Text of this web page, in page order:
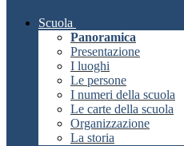
Scuola
Panoramica
Presentazione
I luoghi
Le persone
I numeri della scuola
Le carte della scuola
Organizzazione
La storia